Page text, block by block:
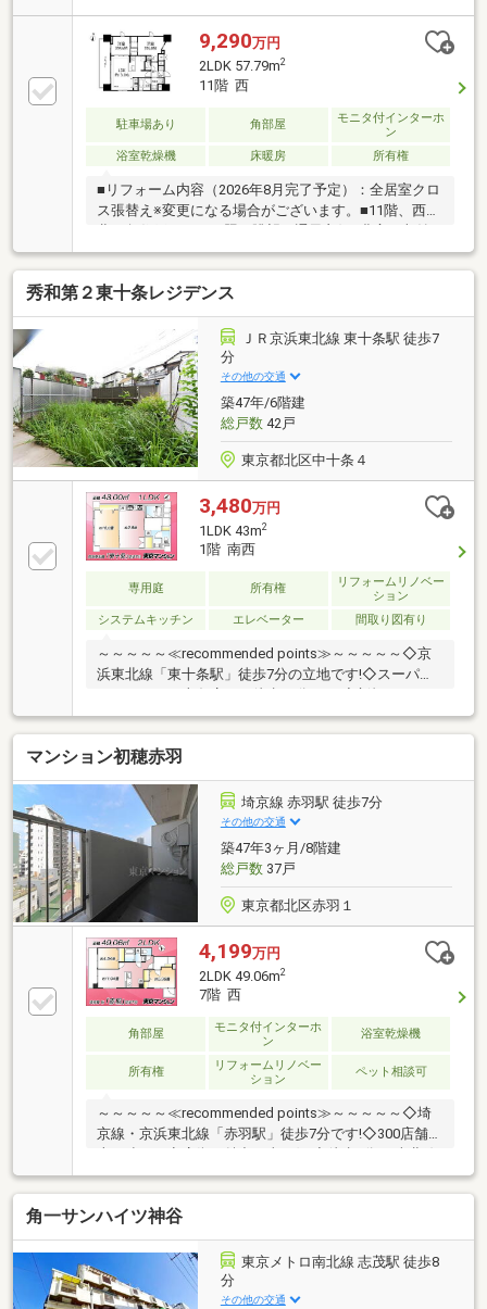
用可能で通勤通学やお出かけに便利◆LDKは洋室との
一体利用で約17.8帖の広々空間にアレンジ可能◆2ヵ所
のWICとSICが設置されています◆コミュニケーション
が弾む対面式キッチン仕様※その他費用：インターネ
ット使用料 月額495円※掲載の室内写真は、実際の室
内写真（2026年7月撮影）および間取り図をもとに、
CG加工処理で作成した空室イメージとなるため、実際
の室内には傷や汚れ等がある場合がございます。
9,290万円
2LDK 57.79m2
11階 西
駐車場あり 角部屋
モニタ付インターホ
ン
浴室乾燥機
床暖房 所有権
■リフォーム内容（2026年8月完了予定）：全居室クロ
ス張替え※変更になる場合がございます。■11階、西・
北の角住戸のため日照・眺望・通風良好■豊富な収納
（2WIC、SIC、物入等）■ペット飼育可（細則あり）
■「赤羽岩淵」駅徒歩4分、2駅7路線利用可能‐‐‐◆◇お
気軽にお問い合わせください◇◆‐‐‐ご内覧のご予約、
リフォームの詳細や完了時期、お引渡し時期等、物件
についてお気軽にお問い合わせください。◎「見学予
約」or「資料請求」ボタンより◎お電話：0120-259-
422本物件はもちろん、お客様のご希望条件に合った
弊社売主物件のご紹介も可能です。
秀和第２東十条レジデンス
ＪＲ京浜東北線 東十条駅 徒歩7
分
その他の交通
築47年/6階建
総戸数42戸
東京都北区中十条４
3,480万円
1LDK 43m2
1階 南西
専用庭 所有権
リフォームリノベー
ション
システムキッチン
エレベーター 間取り図有り
～～～～～≪recommended points≫～～～～～◇京
浜東北線「東十条駅」徒歩7分の立地です!◇スーパ
ー・オーケー十条店まで徒歩10分です!◇新規フルリノ
ベーション!水回りも一新です!◇25㎡の広々とした専
用庭付きのお部屋です!◇夜間オートロック完備で安心
して暮らせます!～～～～～～～～～～～～～～～～～
～～～～～◆頭金0円から購入可!長期低金利50年ロー
ン!◆提携銀行多数、住宅ローンご相談下さい!◆車で
まとめてご案内!自宅まで送迎も可!◆年中無休!即日対
応させていただきます!◆5000円QUOプレゼントキャ
ンペーン♪◆フジテレビ等でCM放映♪
マンション初穂赤羽
埼京線 赤羽駅 徒歩7分
その他の交通
築47年3ヶ月/8階建
総戸数37戸
東京都北区赤羽１
4,199万円
2LDK 49.06m2
7階 西
角部屋
モニタ付インターホ
ン
浴室乾燥機
所有権
リフォームリノベー
ション
ペット相談可
～～～～～≪recommended points≫～～～～～◇埼
京線・京浜東北線「赤羽駅」徒歩7分です!◇300店舗以
「赤羽岩淵駅」も利用可能!◇49.06㎡・二面採光が心
地よい南西角部屋です!◇大切なペットと一緒に暮らす
ことができます!◇玄関横の洋室には便利なデスクスペ
ース付き!～～～～～～～～～～～～～～～～～～～～
～～◆頭金0円から購入可!長期低金利50年ローン!◆提
携銀行多数、住宅ローンご相談下さい!◆車でまとめて
ご案内!自宅まで送迎も可!◆年中無休!即日対応させて
角一サンハイツ神谷
東京メトロ南北線 志茂駅 徒歩8
分
その他の交通